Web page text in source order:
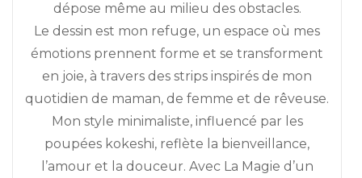
dépose même au milieu des obstacles.
Le dessin est mon refuge, un espace où mes
émotions prennent forme et se transforment
en joie, à travers des strips inspirés de mon
quotidien de maman, de femme et de rêveuse.
Mon style minimaliste, influencé par les
poupées kokeshi, reflète la bienveillance,
l’amour et la douceur. Avec La Magie d’un